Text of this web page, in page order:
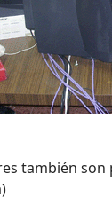
también son